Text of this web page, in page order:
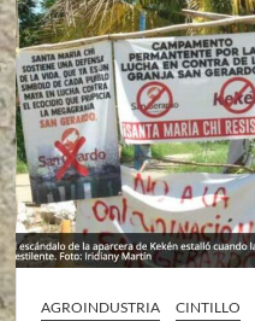
AGROINDUSTRIA CINTILLO